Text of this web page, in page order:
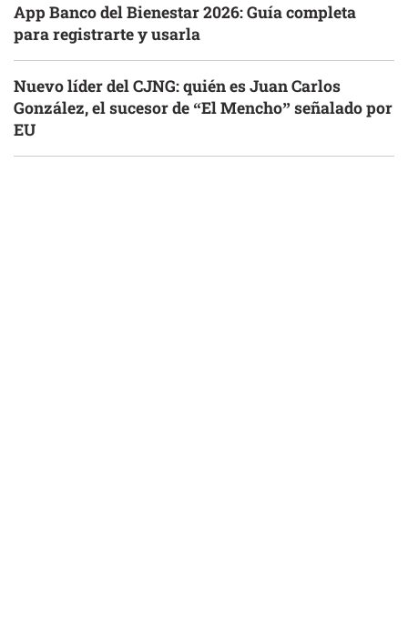
App Banco del Bienestar 2026: Guía completa
para registrarte y usarla
Nuevo líder del CJNG: quién es Juan Carlos
González, el sucesor de “El Mencho” señalado por
EU